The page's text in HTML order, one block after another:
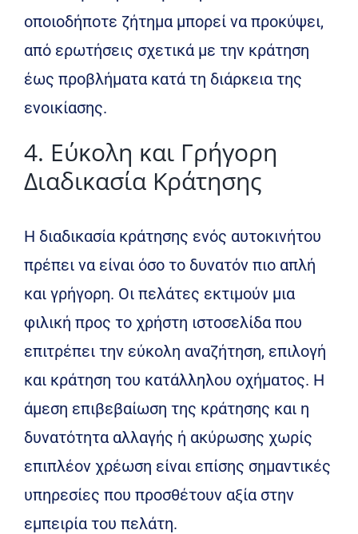
οποιοδήποτε ζήτημα μπορεί να προκύψει,
από ερωτήσεις σχετικά με την κράτηση
έως προβλήματα κατά τη διάρκεια της
ενοικίασης.
4. Εύκολη και Γρήγορη
Διαδικασία Κράτησης
Η διαδικασία κράτησης ενός αυτοκινήτου
πρέπει να είναι όσο το δυνατόν πιο απλή
και γρήγορη. Οι πελάτες εκτιμούν μια
φιλική προς το χρήστη ιστοσελίδα που
επιτρέπει την εύκολη αναζήτηση, επιλογή
και κράτηση του κατάλληλου οχήματος. Η
άμεση επιβεβαίωση της κράτησης και η
δυνατότητα αλλαγής ή ακύρωσης χωρίς
επιπλέον χρέωση είναι επίσης σημαντικές
υπηρεσίες που προσθέτουν αξία στην
εμπειρία του πελάτη.